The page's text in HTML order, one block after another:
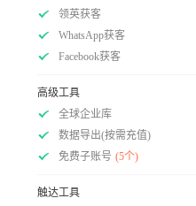
领英获客
WhatsApp获客
Facebook获客
高级工具
全球企业库
数据导出(按需充值)
免费子账号 (5个)
触达工具